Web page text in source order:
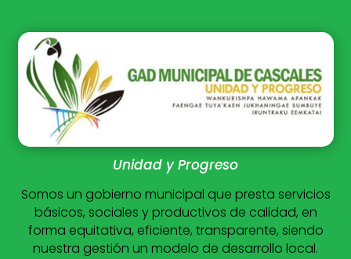
Unidad y Progreso
Somos un gobierno municipal que presta servicios
básicos, sociales y productivos de calidad, en
forma equitativa, eficiente, transparente, siendo
nuestra gestión un modelo de desarrollo local.